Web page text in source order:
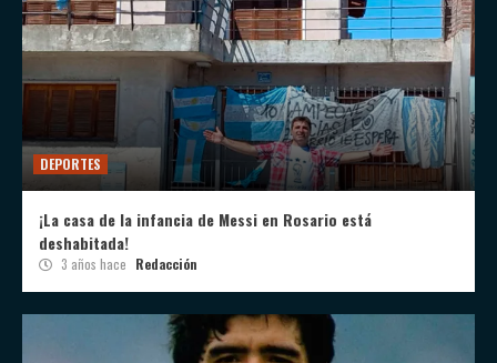
DEPORTES
¡La casa de la infancia de Messi en Rosario está
deshabitada!
3 años hace Redacción